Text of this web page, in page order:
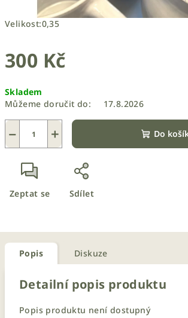
Velikost:0,35
300 Kč
cena:
Skladem
Můžeme doručit do:
17.8.2026
+
− Do
Zeptat se Sdílet
Popis Diskuze
Detailní popis produktu
Popis produktu není dostupný